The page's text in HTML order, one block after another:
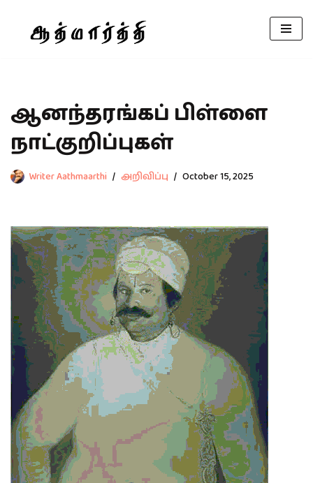
ஆனந்தரங்கப் பிள்ளை
நாட்குறிப்புகள்
Writer Aathmaarthi அறிவிப்பு October 15, 2025